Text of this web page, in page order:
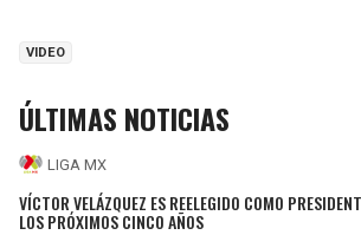
VIDEO
ÚLTIMAS NOTICIAS
LIGA MX
VÍCTOR VELÁZQUEZ ES REELEGIDO COMO
LOS PRÓXIMOS CINCO AÑOS